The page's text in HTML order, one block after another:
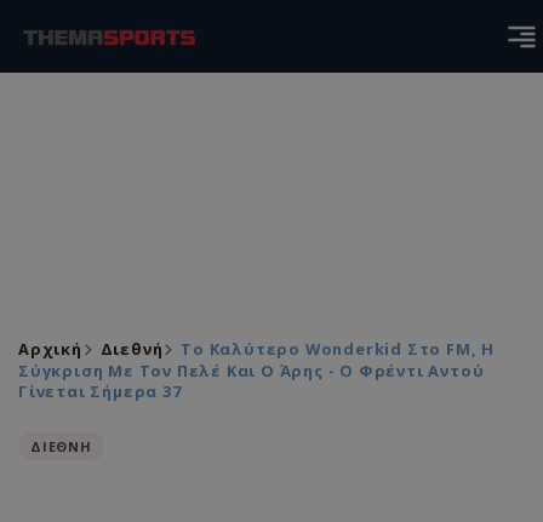
Αρχική Διεθνή
Το Καλύτερο Wonderkid Στο FM, Η
Σύγκριση Με Τον Πελέ Και Ο Άρης - O Φρέντι Αντού
Γίνεται Σήμερα 37
ΔΙΕΘΝΗ